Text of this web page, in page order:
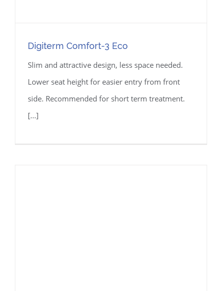
Digiterm Comfort-3 Eco
Slim and attractive design, less space needed.
Lower seat height for easier entry from front
side. Recommended for short term treatment.
[...]